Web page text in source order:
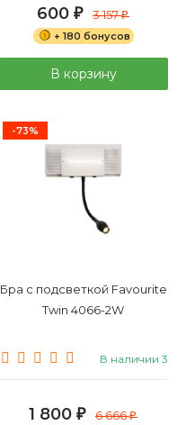
600 ₽ 3 157₽
+ 180 бонусов
В корзину
-73%
Бра с подсветкой Favourite
Twin 4066-2W
В наличии 3
1 800 ₽ 6 666₽